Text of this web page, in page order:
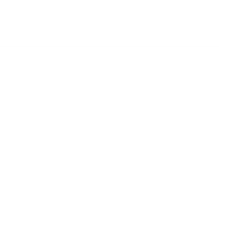
設計。它適合用於木工、建築以及家庭檢查，幫助用戶防止濕度相
、水泥砂漿、磚）。